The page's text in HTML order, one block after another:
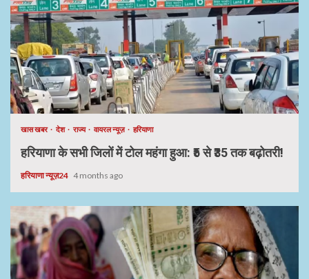
खास खबर देश राज्य वायरल न्यूज़ हरियाणा
हरियाणा के सभी जिलों में टोल महंगा हुआ: ₹5 से ₹35 तक बढ़ोतरी!
हरियाणा न्यूज़24 4 months ago